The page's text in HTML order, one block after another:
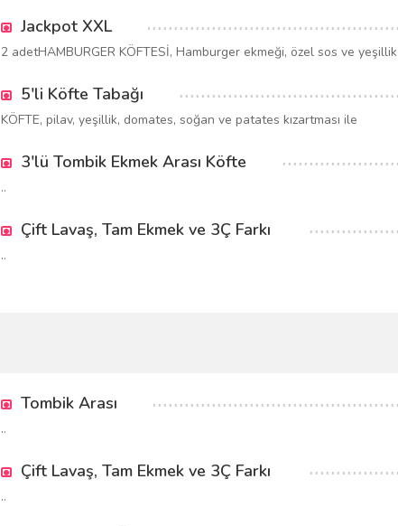
Jackpot XXL
2 adetHAMBURGER KÖFTESİ, Hamburger ekmeği, özel sos ve yeşillik
5'li Köfte Tabağı
KÖFTE, pilav, yeşillik, domates, soğan ve patates kızartması ile
3'lü Tombik Ekmek Arası Köfte
..
Çift Lavaş, Tam Ekmek ve 3Ç Farkı
..
Tombik Arası
..
Çift Lavaş, Tam Ekmek ve 3Ç Farkı
..